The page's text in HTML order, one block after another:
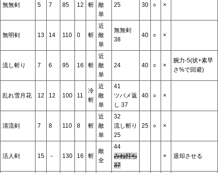
無無剣 5 7 85 12 斬
敵
単
25 30 ○ ×
無明剣 13 14 110 0 斬
近
敵
単
無無剣
38
40 ○ ×
流し斬り 7 6 95 16 斬
近
敵
単
24 40 ○ ×
腕力-5(状+素早
さ%で回避)
乱れ雪月花 12 12 100 11
冷
斬
近
敵
単
41
ツバメ返
し 37
40 ○ ×
清流剣 7 8 110 8 斬
近
敵
単
32
流し斬り
25
25 ○ ×
活人剣 15 － 130 16 斬
敵
全
44
みね打ち
37
× 退却させる